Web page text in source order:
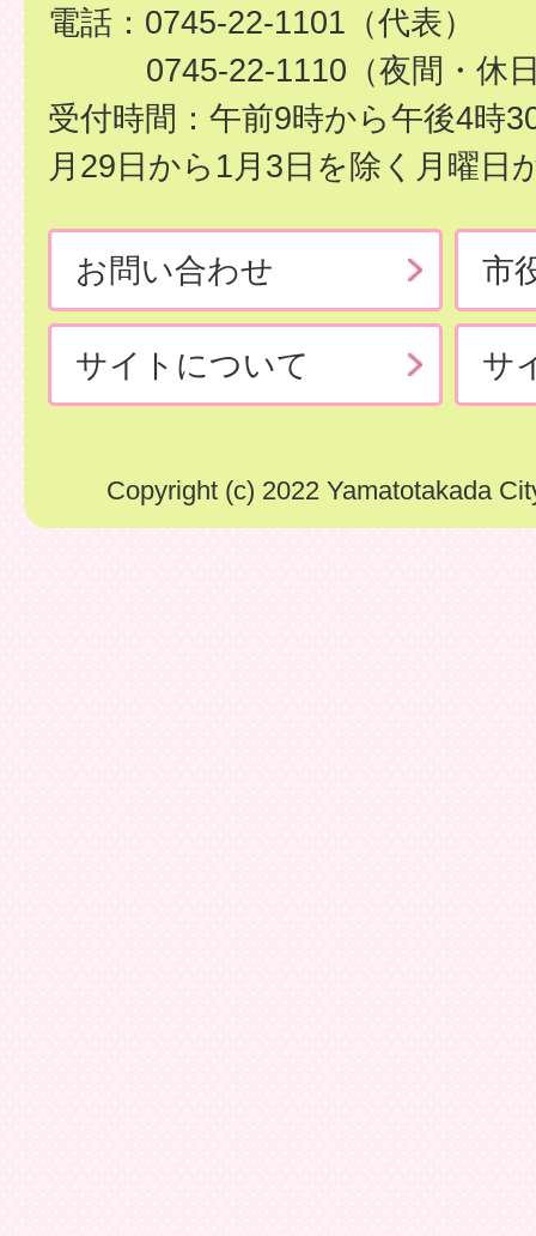
電話：0745-22-1101（代表）
0745-22-1110（夜間・休
受付時間：午前9時から午後4時
月29日から1月3日を除く月曜日
お問い合わせ 市
サイトについて サ
Copyright (c) 2022 Yamatotakada